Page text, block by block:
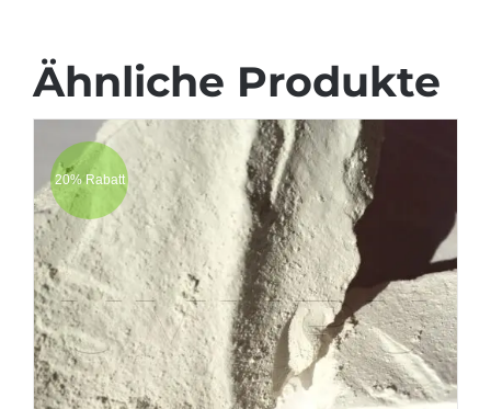
Ähnliche Produkte
20% Rabatt